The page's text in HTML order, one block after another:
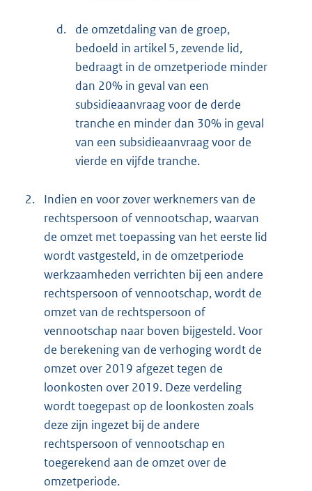
d.
de omzetdaling van de groep,
bedoeld in artikel 5, zevende lid,
bedraagt in de omzetperiode minder
dan 20% in geval van een
subsidieaanvraag voor de derde
tranche en minder dan 30% in geval
van een subsidieaanvraag voor de
vierde en vijfde tranche.
2.
Indien en voor zover werknemers van de
rechtspersoon of vennootschap, waarvan
de omzet met toepassing van het eerste lid
wordt vastgesteld, in de omzetperiode
werkzaamheden verrichten bij een andere
rechtspersoon of vennootschap, wordt de
omzet van de rechtspersoon of
vennootschap naar boven bijgesteld. Voor
de berekening van de verhoging wordt de
omzet over 2019 afgezet tegen de
loonkosten over 2019. Deze verdeling
wordt toegepast op de loonkosten zoals
deze zijn ingezet bij de andere
rechtspersoon of vennootschap en
toegerekend aan de omzet over de
omzetperiode.